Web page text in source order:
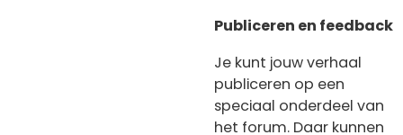
Publiceren en feedback
Je kunt jouw verhaal
publiceren op een
speciaal onderdeel van
het forum. Daar kunnen